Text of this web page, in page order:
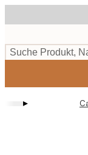
to
content.
Suche Produkt,
▸